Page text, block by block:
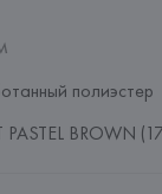
полиэстер
PASTEL BROWN